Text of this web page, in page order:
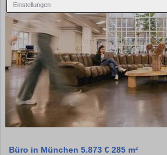
Einstellungen
Büro in München 5.873 € 285 m²